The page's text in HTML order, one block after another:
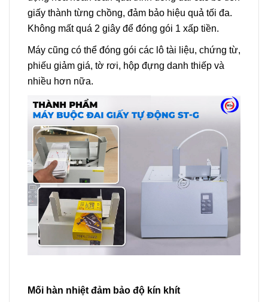
giấy thành từng chồng, đảm bảo hiệu quả tối đa.
Không mất quá 2 giây để đóng gói 1 xấp tiền.
Máy cũng có thể đóng gói các lô tài liệu, chứng từ,
phiếu giảm giá, tờ rơi, hộp đựng danh thiếp và
nhiều hơn nữa.
Mối hàn nhiệt đảm bảo độ kín khít